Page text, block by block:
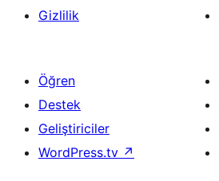
Gizlilik
Öğren
Destek
Geliştiriciler
WordPress.tv ↗